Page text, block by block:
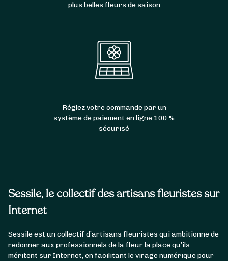
Sessile, le collectif des artisans fleuristes sur
Internet
Sessile est un collectif d’artisans fleuristes qui ambitionne de
redonner aux professionnels de la fleur la place qu’ils
méritent sur Internet, en facilitant le virage numérique pour
plus belles fleurs de saison
Réglez votre commande par un
système de paiement en ligne 100 %
sécurisé